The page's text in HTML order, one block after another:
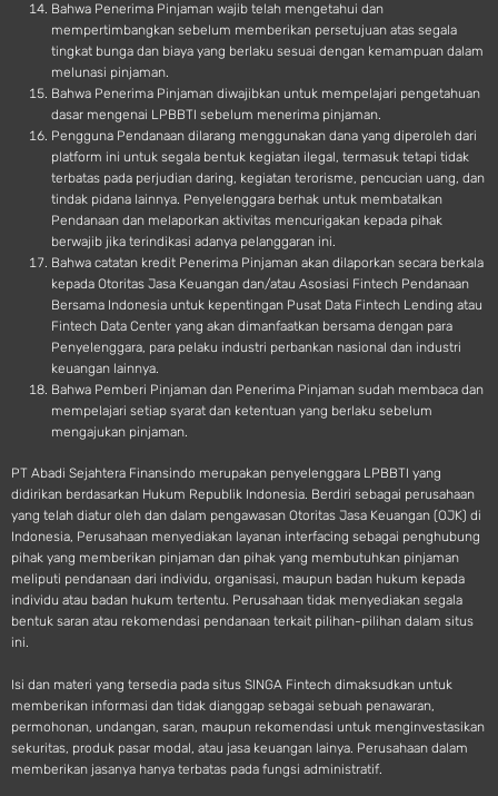
Bahwa Penerima Pinjaman wajib telah mengetahui dan
mempertimbangkan sebelum memberikan persetujuan atas segala
tingkat bunga dan biaya yang berlaku sesuai dengan kemampuan dalam
melunasi pinjaman.
Bahwa Penerima Pinjaman diwajibkan untuk mempelajari pengetahuan
dasar mengenai LPBBTI sebelum menerima pinjaman.
Pengguna Pendanaan dilarang menggunakan dana yang diperoleh dari
platform ini untuk segala bentuk kegiatan ilegal, termasuk tetapi tidak
terbatas pada perjudian daring, kegiatan terorisme, pencucian uang, dan
tindak pidana lainnya. Penyelenggara berhak untuk membatalkan
Pendanaan dan melaporkan aktivitas mencurigakan kepada pihak
berwajib jika terindikasi adanya pelanggaran ini.
Bahwa catatan kredit Penerima Pinjaman akan dilaporkan secara berkala
kepada Otoritas Jasa Keuangan dan/atau Asosiasi Fintech Pendanaan
Bersama Indonesia untuk kepentingan Pusat Data Fintech Lending atau
Fintech Data Center yang akan dimanfaatkan bersama dengan para
Penyelenggara, para pelaku industri perbankan nasional dan industri
keuangan lainnya.
Bahwa Pemberi Pinjaman dan Penerima Pinjaman sudah membaca dan
mempelajari setiap syarat dan ketentuan yang berlaku sebelum
mengajukan pinjaman.
PT Abadi Sejahtera Finansindo merupakan penyelenggara LPBBTI yang
didirikan berdasarkan Hukum Republik Indonesia. Berdiri sebagai perusahaan
yang telah diatur oleh dan dalam pengawasan Otoritas Jasa Keuangan (OJK) di
Indonesia, Perusahaan menyediakan layanan interfacing sebagai penghubung
pihak yang memberikan pinjaman dan pihak yang membutuhkan pinjaman
meliputi pendanaan dari individu, organisasi, maupun badan hukum kepada
individu atau badan hukum tertentu. Perusahaan tidak menyediakan segala
bentuk saran atau rekomendasi pendanaan terkait pilihan-pilihan dalam situs
ini.
Isi dan materi yang tersedia pada situs SINGA Fintech dimaksudkan untuk
memberikan informasi dan tidak dianggap sebagai sebuah penawaran,
permohonan, undangan, saran, maupun rekomendasi untuk menginvestasikan
sekuritas, produk pasar modal, atau jasa keuangan lainya. Perusahaan dalam
memberikan jasanya hanya terbatas pada fungsi administratif.